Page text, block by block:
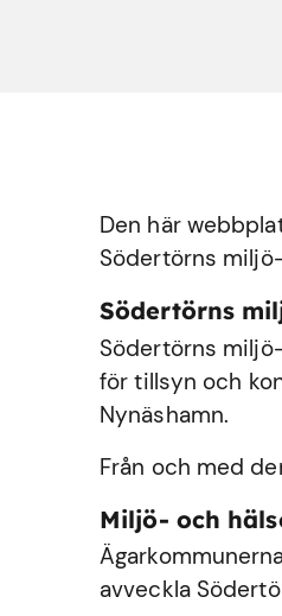
Den här
Södertörns
Södertörns
Södertörns
för tillsyn och
Nynäshamn.
Från och med
Miljö- och
avveckla